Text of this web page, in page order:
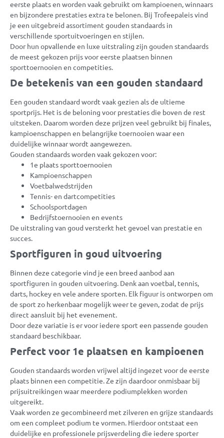
eerste plaats en worden vaak gebruikt om kampioenen, winnaars
en bijzondere prestaties extra te belonen. Bij Trofeepaleis vind
je een uitgebreid assortiment gouden standaards in
verschillende sportuitvoeringen en stijlen.
Door hun opvallende en luxe uitstraling zijn gouden standaards
de meest gekozen prijs voor eerste plaatsen binnen
sporttoernooien en competities.
De betekenis van een gouden standaard
Een gouden standaard wordt vaak gezien als de ultieme
sportprijs. Het is de beloning voor prestaties die boven de rest
uitsteken. Daarom worden deze prijzen veel gebruikt bij finales,
kampioenschappen en belangrijke toernooien waar een
duidelijke winnaar wordt aangewezen.
Gouden standaards worden vaak gekozen voor:
1e plaats sporttoernooien
Kampioenschappen
Voetbalwedstrijden
Tennis- en dartcompetities
Schoolsportdagen
Bedrijfstoernooien en events
De uitstraling van goud versterkt het gevoel van prestatie en
succes.
Sportfiguren in goud uitvoering
Binnen deze categorie vind je een breed aanbod aan
sportfiguren in gouden uitvoering. Denk aan voetbal, tennis,
darts, hockey en vele andere sporten. Elk figuur is ontworpen om
de sport zo herkenbaar mogelijk weer te geven, zodat de prijs
direct aansluit bij het evenement.
Door deze variatie is er voor iedere sport een passende gouden
standaard beschikbaar.
Perfect voor 1e plaatsen en kampioenen
Gouden standaards worden vrijwel altijd ingezet voor de eerste
plaats binnen een competitie. Ze zijn daardoor onmisbaar bij
prijsuitreikingen waar meerdere podiumplekken worden
uitgereikt.
Vaak worden ze gecombineerd met zilveren en grijze standaards
om een compleet podium te vormen. Hierdoor ontstaat een
duidelijke en professionele prijsverdeling die iedere sporter